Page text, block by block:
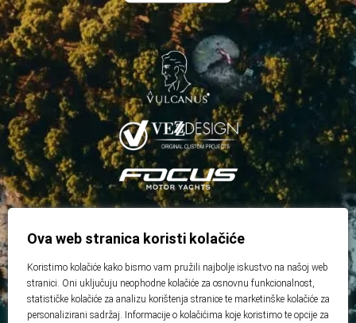
Ova web stranica koristi kolačiće
Koristimo kolačiće kako bismo vam pružili najbolje iskustvo na našoj web
stranici. Oni uključuju neophodne kolačiće za osnovnu funkcionalnost,
statističke kolačiće za analizu korištenja stranice te marketinške kolačiće za
personalizirani sadržaj. Informacije o kolačićima koje koristimo te opcije za